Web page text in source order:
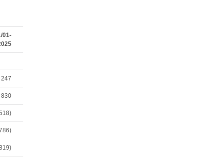
01-
830